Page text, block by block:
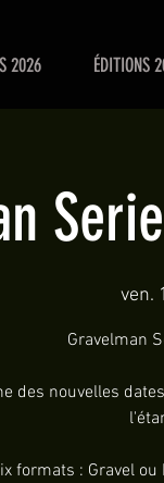
2026 ÉDITIONS
ven.
Gravelman
des nouvelles
formats : Gravel